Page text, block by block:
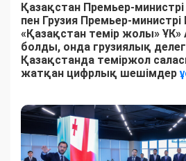
Қазақстан Премьер-
пен Грузия Премьер-
«Қазақстан темір жолы» ҰК»
болды, онда грузиялық
Қазақстанда теміржол
жатқан цифрлық шешімдер